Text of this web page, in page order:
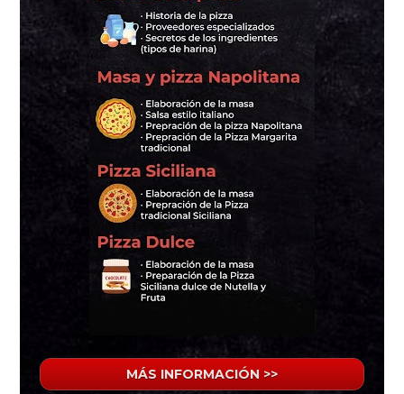
MÁS INFORMACIÓN >>